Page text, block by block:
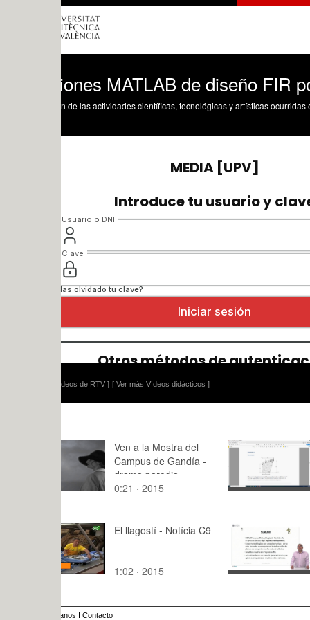
MATLAB de diseño FIR por
de las actividades científicas, tecnológicas y artísticas ocurridas en los tres
[ Ver más Vídeos didácticos ]
Ven a la Mostra del
Campus de Gandía -
drama parodia
0:21 · 2015
PA-3,
fuerzas
elemento
12:35 ·
El llagostí - Notícia C9
1:02 · 2015 9:47 · 2017